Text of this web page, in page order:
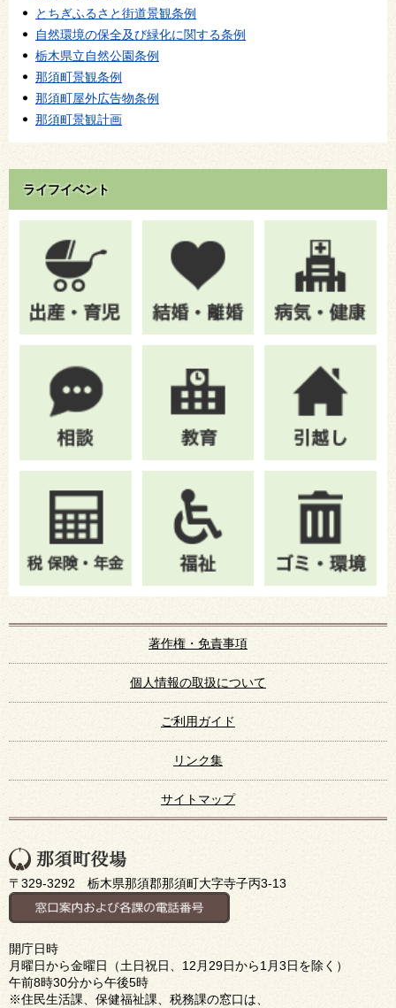
とちぎふるさと街道景観条例
自然環境の保全及び緑化に関する条例
栃木県立自然公園条例
那須町景観条例
那須町屋外広告物条例
那須町景観計画
ライフイベント
著作権・免責事項
個人情報の取扱について
ご利用ガイド
リンク集
サイトマップ
〒329-3292 栃木県那須郡那須町大字寺子丙3-13
開庁日時
月曜日から金曜日（土日祝日、12月29日から1月3日を除く）
午前8時30分から午後5時
※住民生活課、保健福祉課、税務課の窓口は、